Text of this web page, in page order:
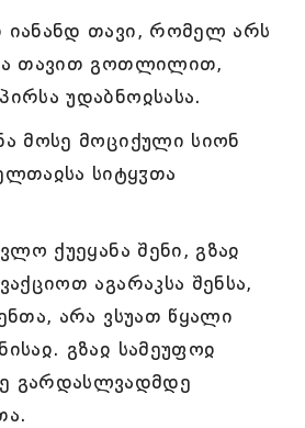
თავი, რომელ არს
თავით გოთლილით,
უდაბნოჲსასა.
მოსე მოციქული სიონ
სიტყჳთა
ქუეყანა შენი, გზაჲ
აგარაკსა შენსა,
არა ვსუათ წყალი
გზაჲ სამეუფოჲ
გარდასლვადმდე